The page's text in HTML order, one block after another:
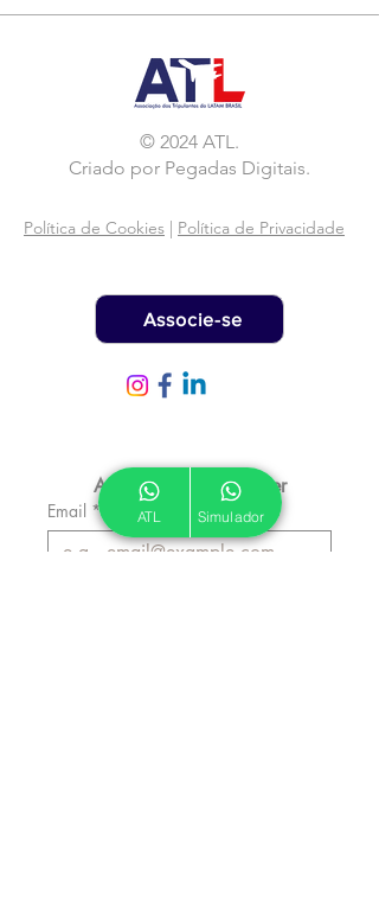
© 2024 ATL.
Criado por Pegadas Digitais.
Política de Cookies | Política de Privacidade
Associe-se
Assine nossa Newsletter
Email * ATL Simulador